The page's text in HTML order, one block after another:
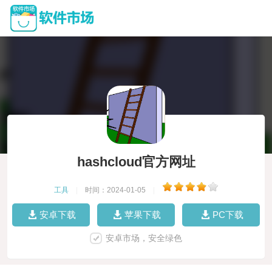
hashcloud官方网址
工具 时间：2024-01-05
安卓下载 苹果下载 PC下载
安卓市场，安全绿色